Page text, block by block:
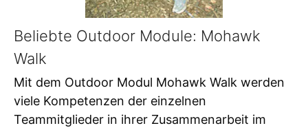
Beliebte Outdoor Module: Mohawk
Walk
Mit dem Outdoor Modul Mohawk Walk werden
viele Kompetenzen der einzelnen
Teammitglieder in ihrer Zusammenarbeit im